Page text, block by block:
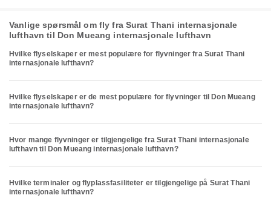
Vanlige spørsmål om fly fra Surat Thani internasjonale
lufthavn til Don Mueang internasjonale lufthavn
Hvilke flyselskaper er mest populære for flyvninger fra Surat Thani
internasjonale lufthavn?
Hvilke flyselskaper er de mest populære for flyvninger til Don Mueang
internasjonale lufthavn?
Hvor mange flyvninger er tilgjengelige fra Surat Thani internasjonale
lufthavn til Don Mueang internasjonale lufthavn?
Hvilke terminaler og flyplassfasiliteter er tilgjengelige på Surat Thani
internasjonale lufthavn?